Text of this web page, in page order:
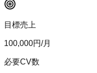
目標売上
100,000円/月
必要CV数